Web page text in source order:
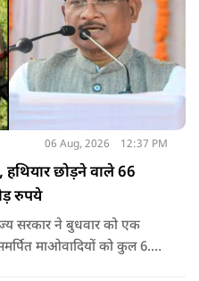
06 Aug, 2026 12:37 PM
छोड़ने वाले 66
रुपये
सरकार ने बुधवार को एक
माओवादियों को कुल 6.60